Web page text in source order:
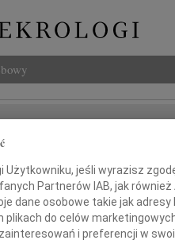
Użytkowniku, jeśli wyrazisz
Partnerów IAB, jak
dane osobowe takie jak
do celów
i preferencji w